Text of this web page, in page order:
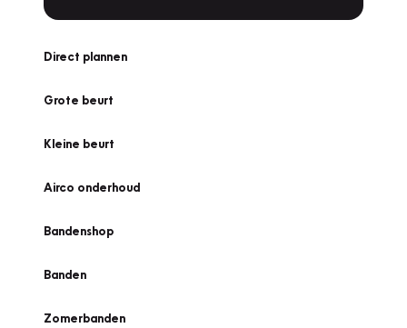
Direct plannen
Grote beurt
Kleine beurt
Airco onderhoud
Bandenshop
Banden
Zomerbanden